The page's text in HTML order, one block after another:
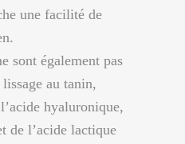
une facilité de
sont également pas
au tanin,
hyaluronique,
de l’acide lactique